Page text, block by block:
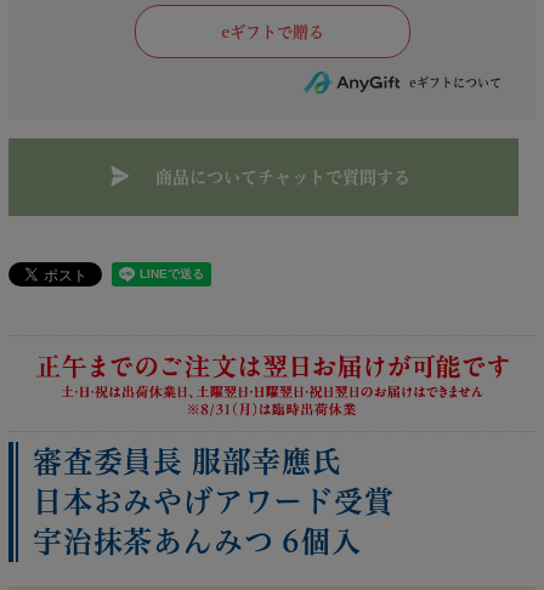
商品についてチャットで質問する
審査委員長 服部幸應氏
日本おみやげアワード受賞
宇治抹茶あんみつ 6個入